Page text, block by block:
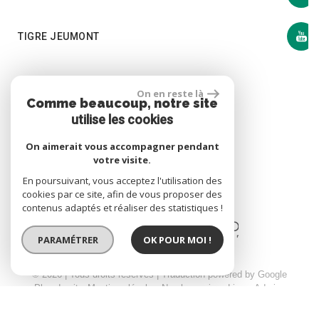
TIGRE JEUMONT
Se connecter
Espace propriétaire
site réalisé par
© 2026 | Tous droits réservés | Traduction powered by Google
Plan du site
Mentions légales Nos honoraires Liens Admin
On en reste là
Comme beaucoup, notre site
utilise les cookies
On aimerait vous accompagner pendant
votre visite.
En poursuivant, vous acceptez l'utilisation des
cookies par ce site, afin de vous proposer des
contenus adaptés et réaliser des statistiques !
PARAMÉTRER OK POUR MOI !